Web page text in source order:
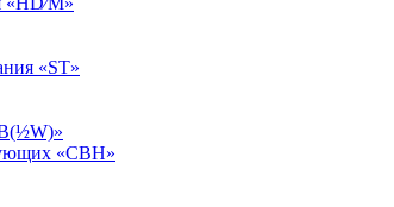
«ST»
«CBH»